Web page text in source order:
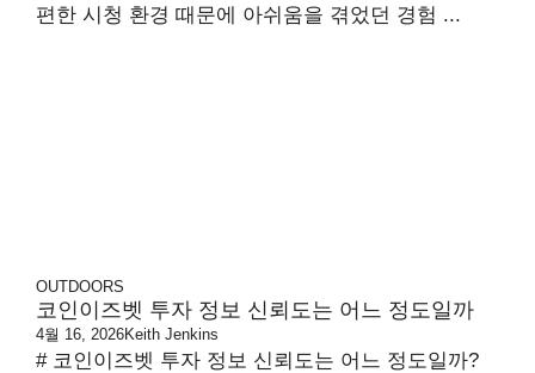
편한 시청 환경 때문에 아쉬움을 겪었던 경험 ...
OUTDOORS
코인이즈벳 투자 정보 신뢰도는 어느 정도일까
4월 16, 2026Keith Jenkins
# 코인이즈벳 투자 정보 신뢰도는 어느 정도일까?